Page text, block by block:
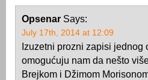
Opsenar Says:
July 17th, 2014 at 12:09
Izuzetni prozni zapisi
omogućuju nam da nešto
Brejkom i Džimom